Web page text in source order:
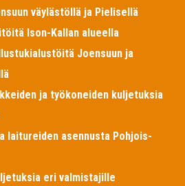
väylästöllä ja Pielisellä
Ison-Kallan alueella
Joensuun ja
ja työkoneiden kuljetuksia
laitureiden asennusta Pohjois-
eri valmistajille